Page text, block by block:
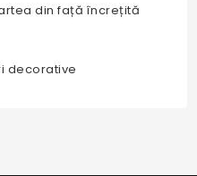
din față încrețită
decorative